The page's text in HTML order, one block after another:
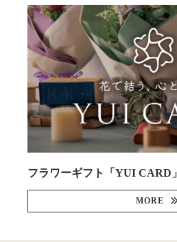
フラワーギフト「YUI CARD」
MORE